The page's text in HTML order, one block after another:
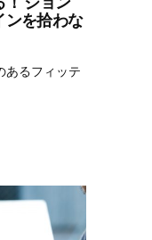
ンを拾わな
あるフィッテ